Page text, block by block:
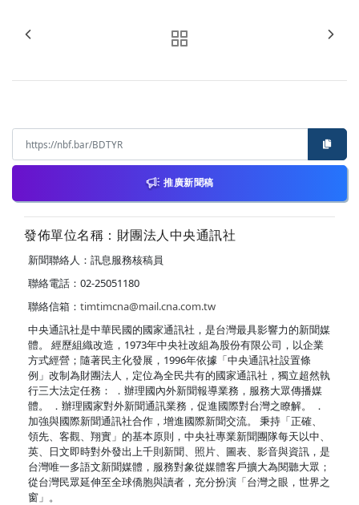
推廣新聞稿
發佈單位名稱：財團法人中央通訊社
新聞聯絡人：訊息服務核稿員
聯絡電話：02-25051180
聯絡信箱： timtimcna@mail.cna.com.tw
中央通訊社是中華民國的國家通訊社，是台灣最具影響力的新聞媒
體。 經歷組織改造，1973年中央社改組為股份有限公司，以企業
方式經營；隨著民主化發展，1996年依據「中央通訊社設置條
例」改制為財團法人，定位為全民共有的國家通訊社，獨立超然執
行三大法定任務： ．辦理國內外新聞報導業務，服務大眾傳播媒
體。 ．辦理國家對外新聞通訊業務，促進國際對台灣之瞭解。 ．
加強與國際新聞通訊社合作，增進國際新聞交流。 秉持「正確、
領先、客觀、翔實」的基本原則，中央社專業新聞團隊每天以中、
英、日文即時對外發出上千則新聞、照片、圖表、影音與資訊，是
台灣唯一多語文新聞媒體，服務對象從媒體客戶擴大為閱聽大眾；
從台灣民眾延伸至全球僑胞與讀者，充分扮演「台灣之眼，世界之
窗」。